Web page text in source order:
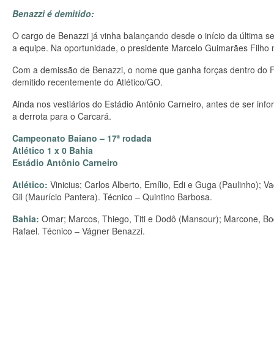
Benazzi é demitido:
O cargo de Benazzi já vinha balançando desde o início da última
a equipe. Na oportunidade, o presidente Marcelo Guimarães
Com a demissão de Benazzi, o nome que ganha forças dentro
demitido recentemente do Atlético/GO.
Ainda nos vestiários do Estádio Antônio Carneiro, antes de ser
a derrota para o Carcará.
Campeonato Baiano – 17ª rodada
Atlético 1 x 0 Bahia
Estádio Antônio Carneiro
Atlético: Vinicius; Carlos Alberto, Emílio, Edi e Guga (Paulinho);
Gil (Maurício Pantera). Técnico – Quintino Barbosa.
Bahia: Omar; Marcos, Thiego, Titi e Dodô (Mansour); Marcone,
Rafael. Técnico – Vágner Benazzi.